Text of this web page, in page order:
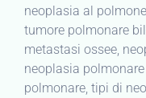
neoplasia al
tumore polmonare
metastasi ossee,
neoplasia
polmonare, tipi di